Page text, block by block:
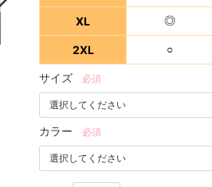
XL ◎
2XL ○
サイズ 必須
カラー 必須